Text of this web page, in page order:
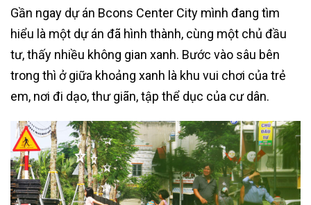
Gần ngay dự án Bcons Center City mình đang tìm
hiểu là một dự án đã hình thành, cùng một chủ đầu
tư, thấy nhiều không gian xanh. Bước vào sâu bên
trong thì ở giữa khoảng xanh là khu vui chơi của trẻ
em, nơi đi dạo, thư giãn, tập thể dục của cư dân.